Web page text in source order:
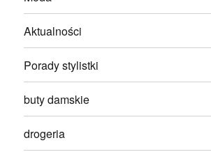
Aktualności
Porady stylistki
buty damskie
drogeria